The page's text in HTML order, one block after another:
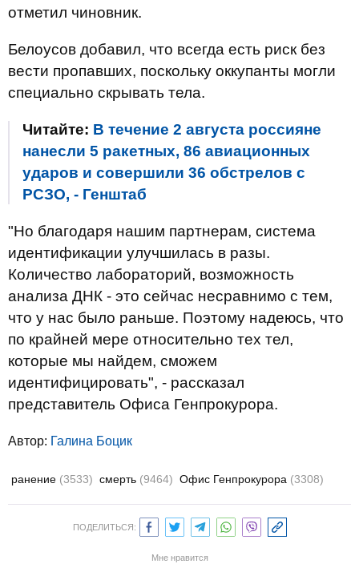
отметил чиновник.
Белоусов добавил, что всегда есть риск без
вести пропавших, поскольку оккупанты могли
специально скрывать тела.
Читайте: В течение 2 августа россияне
нанесли 5 ракетных, 86 авиационных
ударов и совершили 36 обстрелов с
РСЗО, - Генштаб
"Но благодаря нашим партнерам, система
идентификации улучшилась в разы.
Количество лабораторий, возможность
анализа ДНК - это сейчас несравнимо с тем,
что у нас было раньше. Поэтому надеюсь, что
по крайней мере относительно тех тел,
которые мы найдем, сможем
идентифицировать", - рассказал
представитель Офиса Генпрокурора.
Автор: Галина Боцик
ранение (3533) смерть (9464) Офис Генпрокурора (3308)
ПОДЕЛИТЬСЯ:
Мне нравится